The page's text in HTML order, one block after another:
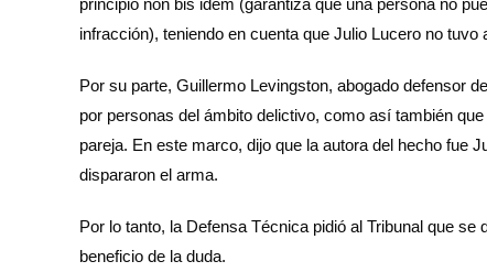
infracción), teniendo en cuenta que Julio Lucero no
Por su parte, Guillermo Levingston, abogado defensor
por personas del ámbito delictivo, como así también
pareja. En este marco, dijo que la autora del hecho fue
dispararon el arma.
Por lo tanto, la Defensa Técnica pidió al Tribunal que
beneficio de la duda.